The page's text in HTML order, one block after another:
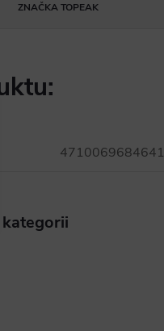
ZNAČKATOPEAK
4710069684641
kategorii